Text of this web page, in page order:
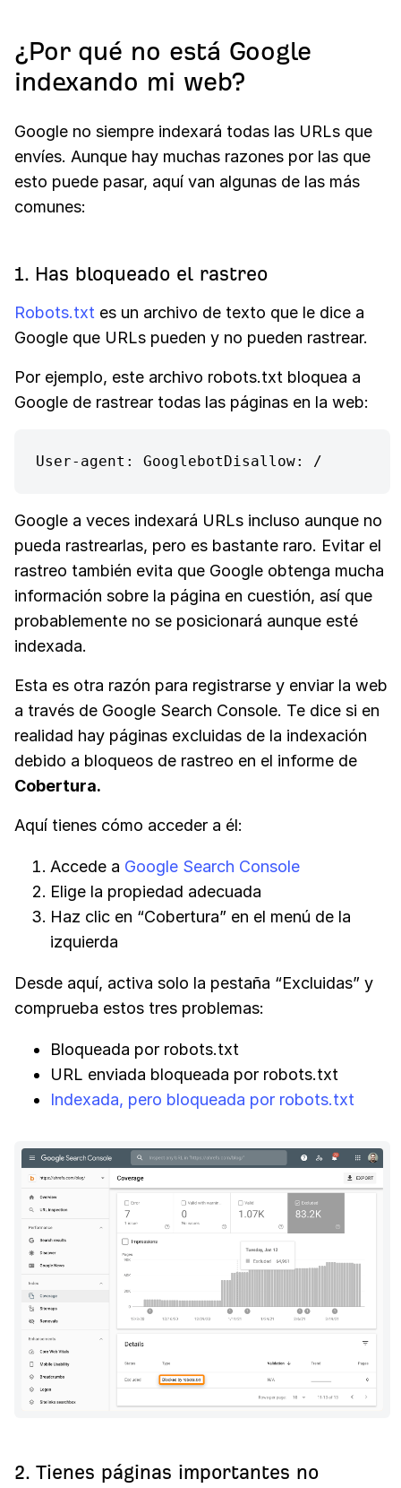
¿Por qué no está Google
indexando mi web?
Google no siempre indexará todas las URLs que
envíes. Aunque hay muchas razones por las que
esto puede pasar, aquí van algunas de las más
comunes:
1. Has bloqueado el rastreo
Robots.txt es un archivo de texto que le dice a
Google que URLs pueden y no pueden rastrear.
Por ejemplo, este archivo robots.txt bloquea a
Google de rastrear todas las páginas en la web:
User-agent: GooglebotDisallow: /
Google a veces indexará URLs incluso aunque no
pueda rastrearlas, pero es bastante raro. Evitar el
rastreo también evita que Google obtenga mucha
información sobre la página en cuestión, así que
probablemente no se posicionará aunque esté
indexada.
Esta es otra razón para registrarse y enviar la web
a través de Google Search Console. Te dice si en
realidad hay páginas excluidas de la indexación
debido a bloqueos de rastreo en el informe de
Cobertura.
Aquí tienes cómo acceder a él:
Accede a Google Search Console
Elige la propiedad adecuada
Haz clic en “Cobertura” en el menú de la
izquierda
Desde aquí, activa solo la pestaña “Excluidas” y
comprueba estos tres problemas:
Bloqueada por robots.txt
URL enviada bloqueada por robots.txt
Indexada, pero bloqueada por robots.txt
2. Tienes páginas importantes no